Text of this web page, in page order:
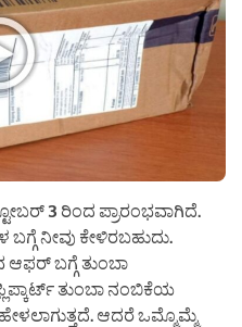
3 ರಿಂದ ಪ್ರಾರಂಭವಾಗಿದೆ.
ನೀವು ಕೇಳಿರಬಹುದು.
ಬಗ್ಗೆ ತುಂಬಾ
ತುಂಬಾ ನಂಬಿಕೆಯ
ಆದರೆ ಒಮ್ಮೊಮ್ಮೆ